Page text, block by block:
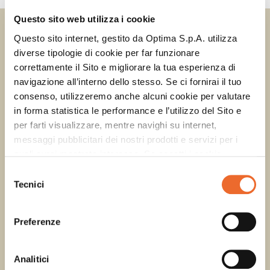
Questo sito web utilizza i cookie
Questo sito internet, gestito da Optima S.p.A. utilizza
diverse tipologie di cookie per far funzionare
correttamente il Sito e migliorare la tua esperienza di
navigazione all’interno dello stesso. Se ci fornirai il tuo
consenso, utilizzeremo anche alcuni cookie per valutare
in forma statistica le performance e l’utilizzo del Sito e
per farti visualizzare, mentre navighi su internet,
messaggi pubblicitari dei nostri prodotti e servizi per i
delTecnici
Preferenze
Analitici
DOUMIX? SYRUP
CINNAMON